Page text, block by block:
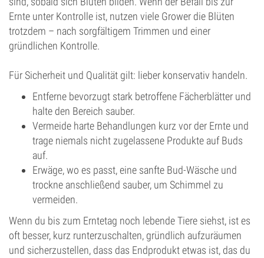
Ernte unter Kontrolle ist, nutzen viele Grower die Blüten
trotzdem – nach sorgfältigem Trimmen und einer
gründlichen Kontrolle.
Für Sicherheit und Qualität gilt: lieber konservativ handeln.
Entferne bevorzugt stark betroffene Fächerblätter und
halte den Bereich sauber.
Vermeide harte Behandlungen kurz vor der Ernte und
trage niemals nicht zugelassene Produkte auf Buds
auf.
Erwäge, wo es passt, eine sanfte Bud-Wäsche und
trockne anschließend sauber, um Schimmel zu
vermeiden.
Wenn du bis zum Erntetag noch lebende Tiere siehst, ist es
oft besser, kurz runterzuschalten, gründlich aufzuräumen
und sicherzustellen, dass das Endprodukt etwas ist, das du